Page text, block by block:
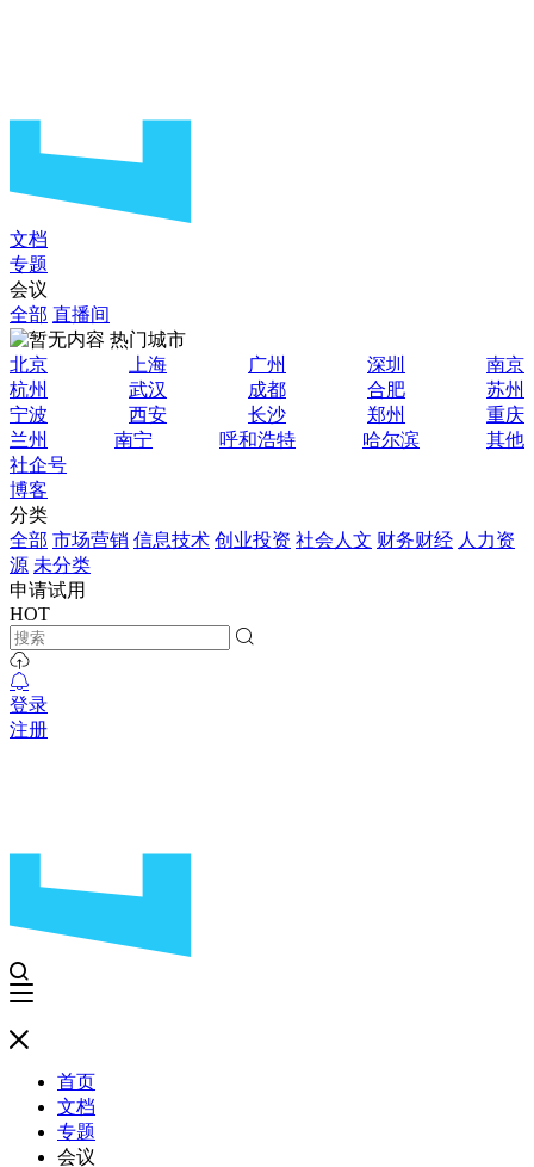
文档
专题
会议
全部 直播间
热门城市
北京
上海 广州 深圳
南京
杭州
武汉 成都 合肥
苏州
宁波
西安 长沙 郑州
重庆
兰州
南宁 呼和浩特 哈尔滨
其他
社企号
博客
分类
全部 市场营销 信息技术 创业投资 社会人文 财务财经 人力资
源 未分类
申请试用
HOT
登录
注册
首页
文档
专题
会议